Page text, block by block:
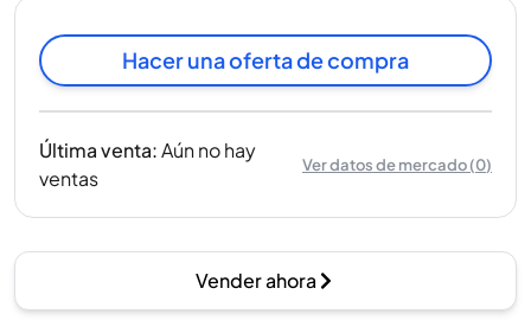
Hacer una oferta de compra
Última venta:Aún no hay
ventas
Ver datos de mercado(0)
Vender ahora